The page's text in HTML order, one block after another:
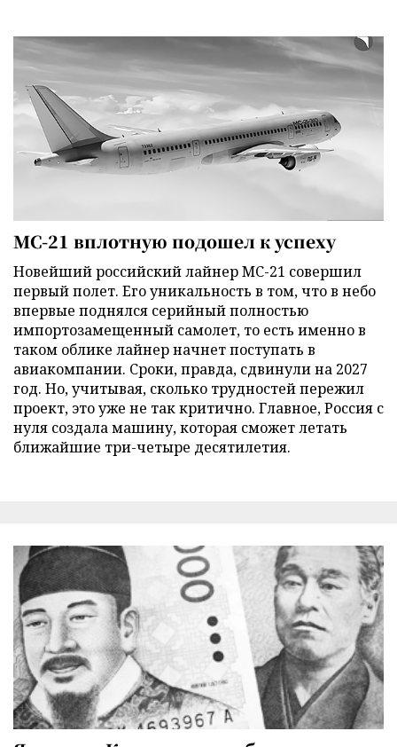
МС-21 вплотную подошел к успеху
Новейший российский лайнер МС-21 совершил
первый полет. Его уникальность в том, что в небо
впервые поднялся серийный полностью
импортозамещенный самолет, то есть именно в
таком облике лайнер начнет поступать в
авиакомпании. Сроки, правда, сдвинули на 2027
год. Но, учитывая, сколько трудностей пережил
проект, это уже не так критично. Главное, Россия с
нуля создала машину, которая сможет летать
ближайшие три-четыре десятилетия.